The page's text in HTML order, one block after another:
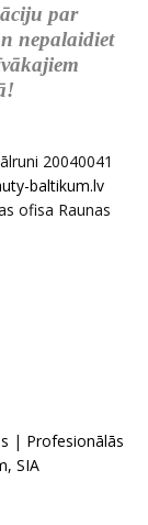
par
nepalaidiet
20040041
ofisa Raunas
| Profesionālās
SIA